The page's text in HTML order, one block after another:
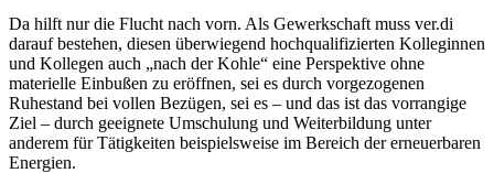
Da hilft nur die Flucht nach vorn. Als Gewerkschaft muss ver.di
darauf bestehen, diesen überwiegend hochqualifizierten Kolleginnen
und Kollegen auch „nach der Kohle“ eine Perspektive ohne
materielle Einbußen zu eröffnen, sei es durch vorgezogenen
Ruhestand bei vollen Bezügen, sei es – und das ist das vorrangige
Ziel – durch geeignete Umschulung und Weiterbildung unter
anderem für Tätigkeiten beispielsweise im Bereich der erneuerbaren
Energien.